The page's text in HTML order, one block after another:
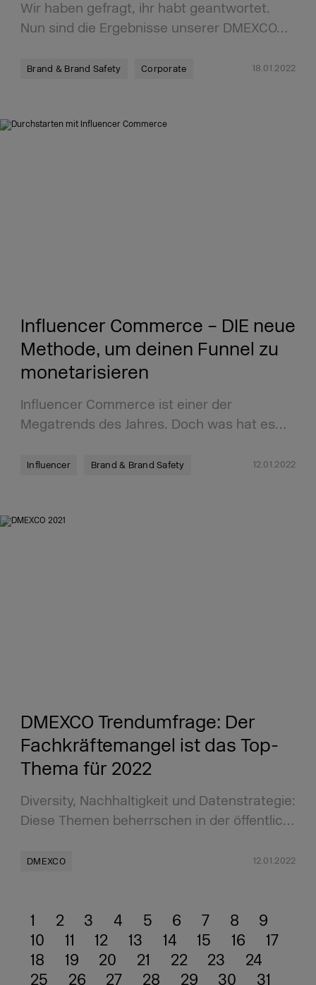
Wir haben gefragt, ihr habt geantwortet.
Nun sind die Ergebnisse unserer DMEXCO…
Brand & Brand Safety Corporate 18.01.2022
Influencer Commerce – DIE neue
Methode, um deinen Funnel zu
monetarisieren
Influencer Commerce ist einer der
Megatrends des Jahres. Doch was hat es…
Influencer Brand & Brand Safety 12.01.2022
DMEXCO Trendumfrage: Der
Fachkräftemangel ist das Top-
Thema für 2022
Diversity, Nachhaltigkeit und Datenstrategie:
Diese Themen beherrschen in der öffentlic…
DMEXCO 12.01.2022
1 2 3 4 5 6 7 8
9
10
11 12 13 14 15 16
17
18
19 20 21 22 23
24
25
26 27 28 29 30 31